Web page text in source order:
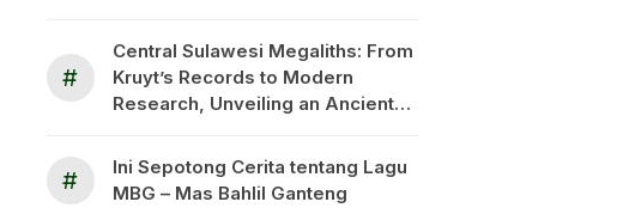
#
Central Sulawesi Megaliths: From
Kruyt’s Records to Modern
Research, Unveiling an Ancient
Sulawesi
#
Ini Sepotong Cerita tentang Lagu
MBG – Mas Bahlil Ganteng